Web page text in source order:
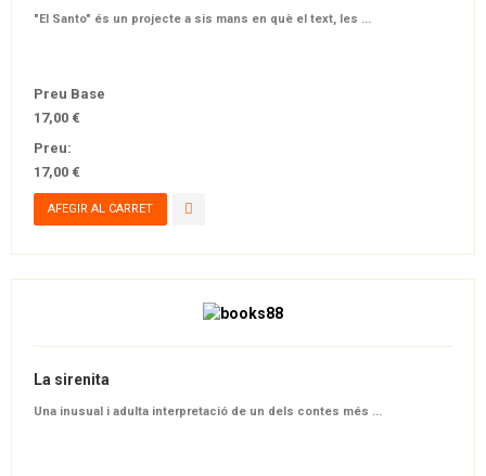
"El Santo" és un projecte a sis mans en què el text, les ...
Preu Base
17,00 €
Preu:
17,00 €
La sirenita
Una inusual i adulta interpretació de un dels contes més ...